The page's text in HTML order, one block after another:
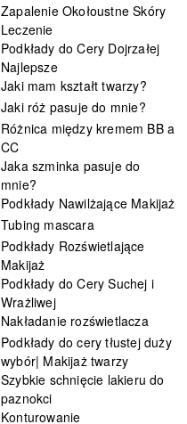
Zapalenie Okołoustne Skóry
Leczenie
Podkłady do Cery Dojrzałej
Najlepsze
Jaki mam kształt twarzy?
Jaki róż pasuje do mnie?
Różnica między kremem BB a
CC
Jaka szminka pasuje do
mnie?
Podkłady Nawilżające Makijaż
Tubing mascara
Podkłady Rozświetlające
Makijaż
Podkłady do Cery Suchej i
Wrażliwej
Nakładanie rozświetlacza
Podkłady do cery tłustej duży
wybór| Makijaż twarzy
Szybkie schnięcie lakieru do
paznokci
Konturowanie